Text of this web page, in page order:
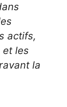
actifs,
les
la